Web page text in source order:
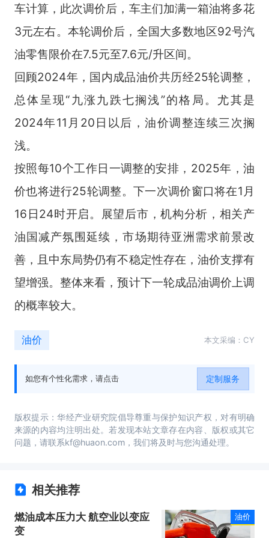
车计算，此次调价后，车主们加满一箱油将多花
3元左右。本轮调价后，全国大多数地区92号汽
油零售限价在7.5元至7.6元/升区间。
回顾2024年，国内成品油价共历经25轮调整，
总体呈现“九涨九跌七搁浅”的格局。尤其是
2024年11月20日以后，油价调整连续三次搁
浅。
按照每10个工作日一调整的安排，2025年，油
价也将进行25轮调整。下一次调价窗口将在1月
16日24时开启。展望后市，机构分析，相关产
油国减产氛围延续，市场期待亚洲需求前景改
善，且中东局势仍有不稳定性存在，油价支撑有
望增强。整体来看，预计下一轮成品油调价上调
的概率较大。
油价 本文采编：CY
如您有个性化需求，请点击 定制服务
版权提示：华经产业研究院倡导尊重与保护知识产权，对有明确
来源的内容均注明出处。若发现本站文章存在内容、版权或其它
问题，请联系kf@huaon.com，我们将及时与您沟通处理。
相关推荐
燃油成本压力大 航空业以变应
变
油价